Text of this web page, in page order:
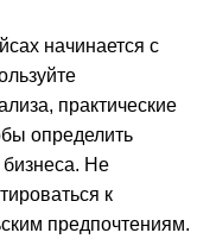
начинается с
практические
определить
Не
к
предпочтениям.